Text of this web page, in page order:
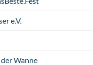
e.V.
der Wanne